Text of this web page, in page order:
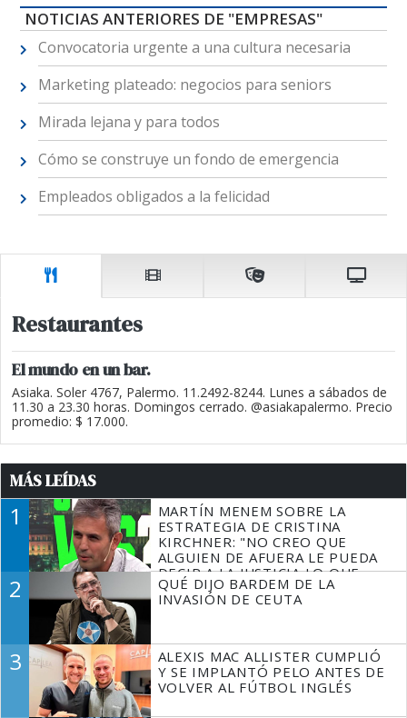
NOTICIAS ANTERIORES DE "EMPRESAS"
Convocatoria urgente a una cultura necesaria
Marketing plateado: negocios para seniors
Mirada lejana y para todos
Cómo se construye un fondo de emergencia
Empleados obligados a la felicidad
Restaurantes
El mundo en un bar.
Asiaka. Soler 4767, Palermo. 11.2492-8244. Lunes a sábados de
11.30 a 23.30 horas. Domingos cerrado. @asiakapalermo. Precio
promedio: $ 17.000.
MÁS LEÍDAS
1
MARTÍN MENEM SOBRE LA
ESTRATEGIA DE CRISTINA
KIRCHNER: "NO CREO QUE
ALGUIEN DE AFUERA LE PUEDA
DECIR A LA JUSTICIA LO QUE
TIENE QUE HACER"
2
QUÉ DIJO BARDEM DE LA
INVASIÓN DE CEUTA
3
ALEXIS MAC ALLISTER CUMPLIÓ
Y SE IMPLANTÓ PELO ANTES DE
VOLVER AL FÚTBOL INGLÉS